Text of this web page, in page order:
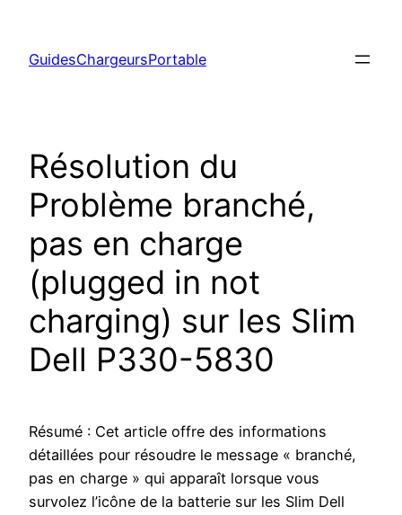
contenu
GuidesChargeursPortable
Résolution du
Problème branché,
pas en charge
(plugged in not
charging) sur les Slim
Dell P330-5830
Résumé : Cet article offre des informations
détaillées pour résoudre le message « branché,
pas en charge » qui apparaît lorsque vous
survolez l’icône de la batterie sur les Slim Dell